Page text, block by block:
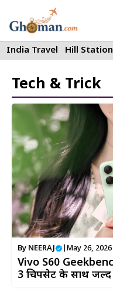
to
content
India Travel Hill
Tech & Trick
By NEERAJ May 26, 2026
Vivo S60
3 चिपसेट के साथ जल्द